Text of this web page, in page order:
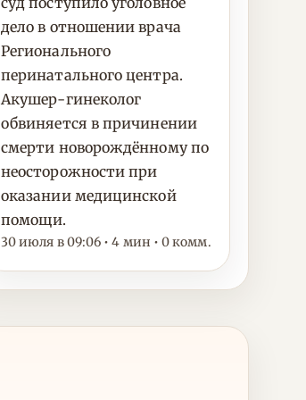
дело в отношении врача
Регионального
перинатального центра.
Акушер-гинеколог
обвиняется в причинении
смерти новорождённому по
неосторожности при
оказании медицинской
помощи.
30 июля в 09:06 • 4 мин • 0 комм.